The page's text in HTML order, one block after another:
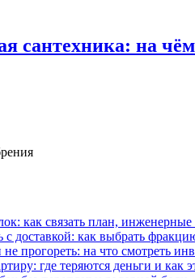
сантехника: на
как связать план,
доставкой: как выбрать
прогореть: на что смотреть
где теряются деньги и как